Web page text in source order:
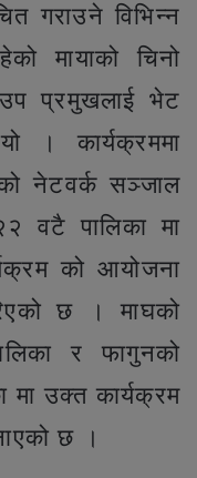
गराउने विभिन्न
मायाको चिनो
उप प्रमुखलाई भेट
। कार्यक्रममा
नेटवर्क सञ्जाल
वटै पालिका मा
को आयोजना
छ । माघको
र फागुनको
मा उक्त कार्यक्रम
छ ।